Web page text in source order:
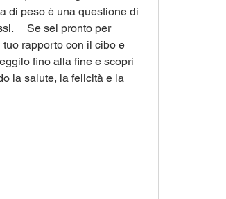
di peso è una questione di
Se sei pronto per
rapporto con il cibo e
fino alla fine e scopri
la salute, la felicità e la